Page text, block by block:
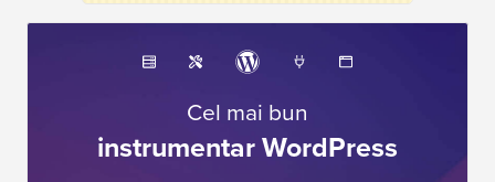
Cel mai bun
instrumentar WordPress